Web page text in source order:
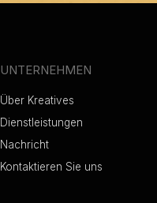
UNTERNEHMEN
Über Kreatives
Dienstleistungen
Nachricht
Kontaktieren Sie uns